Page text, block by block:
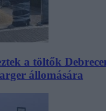
a töltők
állomására